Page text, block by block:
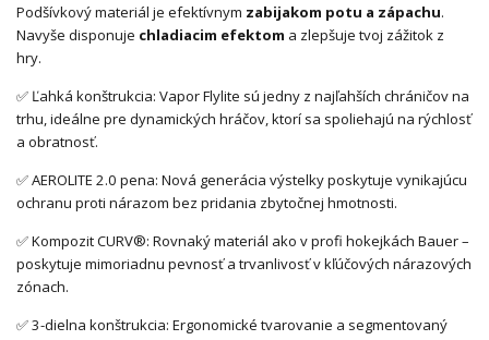
Podšívkový materiál je efektívnym zabijakom potu a zápachu.
Navyše disponuje chladiacim efektom a zlepšuje tvoj zážitok z
hry.
✅ Ľahká konštrukcia: Vapor Flylite sú jedny z najľahších chráničov na
trhu, ideálne pre dynamických hráčov, ktorí sa spoliehajú na rýchlosť
a obratnosť.
✅ AEROLITE 2.0 pena: Nová generácia výstelky poskytuje vynikajúcu
ochranu proti nárazom bez pridania zbytočnej hmotnosti.
✅ Kompozit CURV®: Rovnaký materiál ako v profi hokejkách Bauer –
poskytuje mimoriadnu pevnosť a trvanlivosť v kľúčových nárazových
zónach.
✅ 3-dielna konštrukcia: Ergonomické tvarovanie a segmentovaný